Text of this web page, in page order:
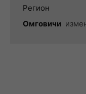
Регион
Омговичи